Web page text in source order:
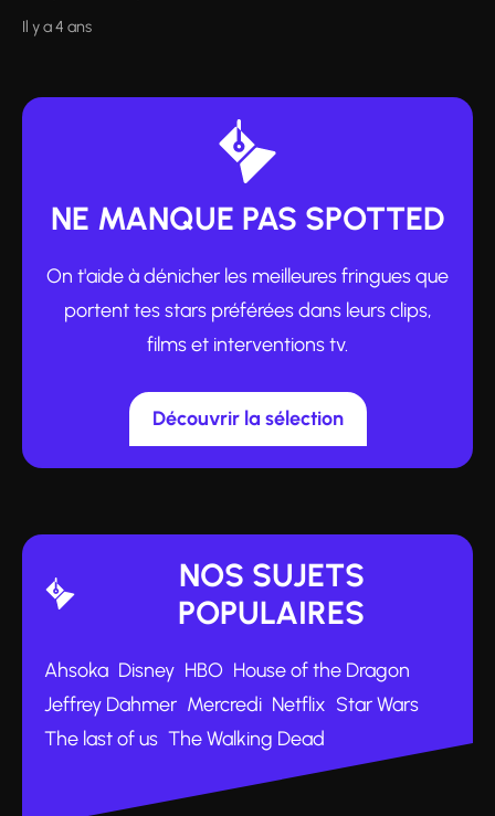
Il y a 4 ans
NE MANQUE PAS SPOTTED
On t'aide à dénicher les meilleures fringues que
portent tes stars préférées dans leurs clips,
films et interventions tv.
Découvrir la sélection
NOS SUJETS
POPULAIRES
Ahsoka Disney HBO House of the Dragon
Jeffrey Dahmer Mercredi Netflix Star Wars
The last of us The Walking Dead